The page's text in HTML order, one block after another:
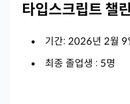
타입스크립트 챌
기간: 2026년 2월 9
최종 졸업생 : 5명